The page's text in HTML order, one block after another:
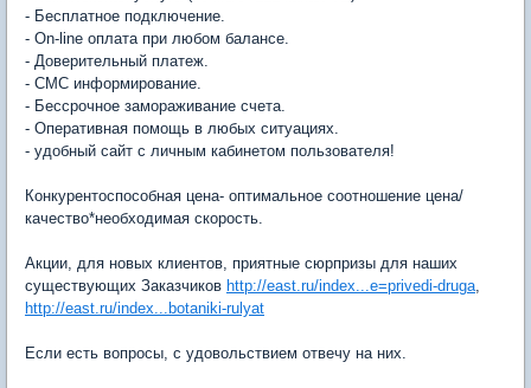
- Бесплатное подключение.
- On-line оплата при любом балансе.
- Доверительный платеж.
- СМС информирование.
- Бессрочное замораживание счета.
- Оперативная помощь в любых ситуациях.
- удобный сайт с личным кабинетом пользователя!
Конкурентоспособная цена- оптимальное соотношение цена/
качество*необходимая скорость.
Акции, для новых клиентов, приятные сюрпризы для наших
существующих Заказчиков http://east.ru/index...e=privedi-druga,
http://east.ru/index...botaniki-rulyat
Если есть вопросы, с удовольствием отвечу на них.